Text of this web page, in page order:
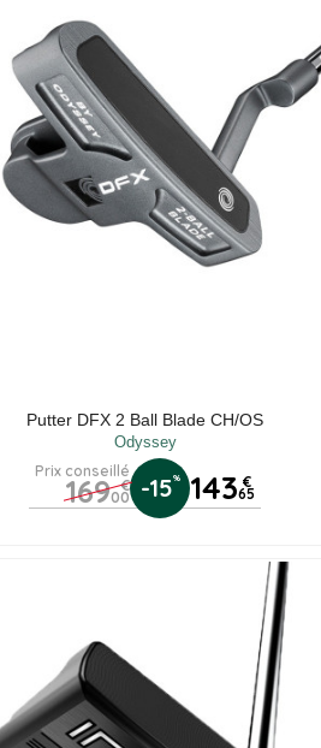
Putter DFX 2 Ball Blade CH/OS
Odyssey
Prix conseillé
169 €
00 -15% 143 €
65